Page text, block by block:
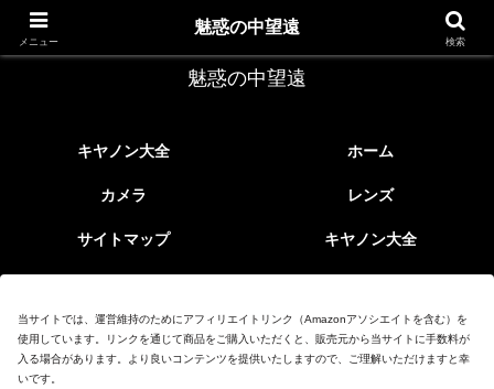
レトロなEFレンズ
魅惑の中望遠
キヤノン大全 ホーム
カメラ レンズ
サイトマップ キヤノン大全
当サイトでは、運営維持のためにアフィリエイトリンク（Amazonアソシエイトを含む）を
使用しています。リンクを通じて商品をご購入いただくと、販売元から当サイトに手数料が
入る場合があります。より良いコンテンツを提供いたしますので、ご理解いただけますと幸
いです。
メニュー
魅惑の中望遠
検索